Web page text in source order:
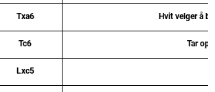
Txa6 Hvit velger å
Tc6 Tar
Lxc5